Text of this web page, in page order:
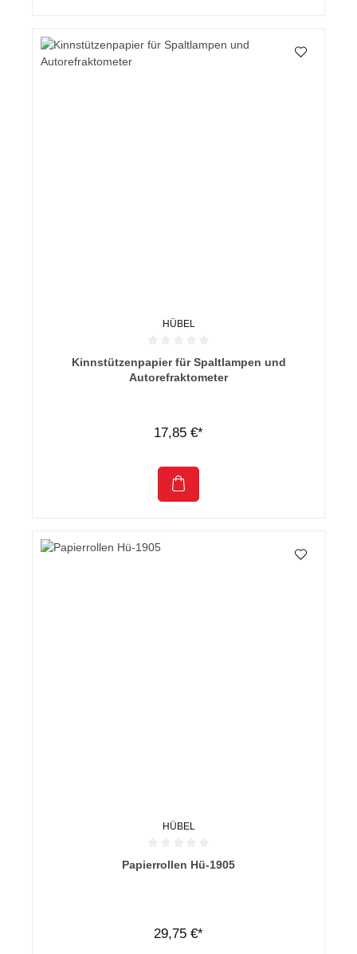
HÜBEL
Durchschnittliche Bewertung von 0 von 5 Sternen
Kinnstützenpapier für Spaltlampen und
Autorefraktometer
17,85 €*
HÜBEL
Durchschnittliche Bewertung von 0 von 5 Sternen
Papierrollen Hü-1905
29,75 €*